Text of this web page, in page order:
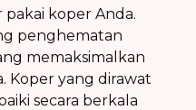
koper Anda.
penghematan
memaksimalkan
Koper yang dirawat
secara berkala